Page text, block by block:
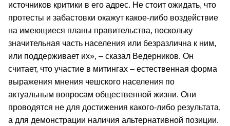
источников критики в его адрес. Не стоит ожидать, что
протесты и забастовки окажут какое-либо воздействие
на имеющиеся планы правительства, поскольку
значительная часть населения или безразлична к ним,
или поддерживает их», – сказал Ведерников. Он
считает, что участие в митингах – естественная форма
выражения мнения чешского населения по
актуальным вопросам общественной жизни. Они
проводятся не для достижения какого-либо результата,
а для демонстрации наличия альтернативной позиции.